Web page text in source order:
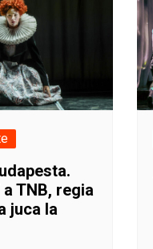
TNB, regia
juca la